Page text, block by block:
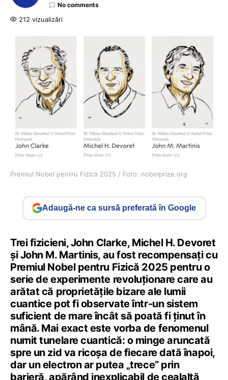
No comments
212 vizualizări
Premiul Nobel pentru Fizică 2025 / Foto: nobelprize.org
Adaugă-ne ca sursă preferată în Google
Trei fizicieni, John Clarke, Michel H. Devoret
și John M. Martinis, au fost recompensați cu
Premiul Nobel pentru Fizică 2025 pentru o
serie de experimente revoluționare care au
arătat că proprietățile bizare ale lumii
cuantice pot fi observate într-un sistem
suficient de mare încât să poată fi ținut în
mână. Mai exact este vorba de fenomenul
numit tunelare cuantică: o minge aruncată
spre un zid va ricoșa de fiecare dată înapoi,
dar un electron ar putea „trece” prin
barieră, apărând inexplicabil de cealaltă